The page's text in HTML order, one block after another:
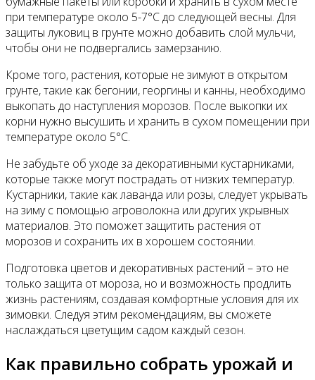
при температуре около 5-7°C до следующей весны. Для
защиты луковиц в грунте можно добавить слой мульчи,
чтобы они не подвергались замерзанию.
Кроме того, растения, которые не зимуют в открытом
грунте, такие как бегонии, георгины и канны, необходимо
выкопать до наступления морозов. После выкопки их
корни нужно высушить и хранить в сухом помещении при
температуре около 5°C.
Не забудьте об уходе за декоративными кустарниками,
которые также могут пострадать от низких температур.
Кустарники, такие как лаванда или розы, следует укрывать
на зиму с помощью агроволокна или других укрывных
материалов. Это поможет защитить растения от
морозов и сохранить их в хорошем состоянии.
Подготовка цветов и декоративных растений – это не
только защита от мороза, но и возможность продлить
жизнь растениям, создавая комфортные условия для их
зимовки. Следуя этим рекомендациям, вы сможете
наслаждаться цветущим садом каждый сезон.
Как правильно собрать урожай и